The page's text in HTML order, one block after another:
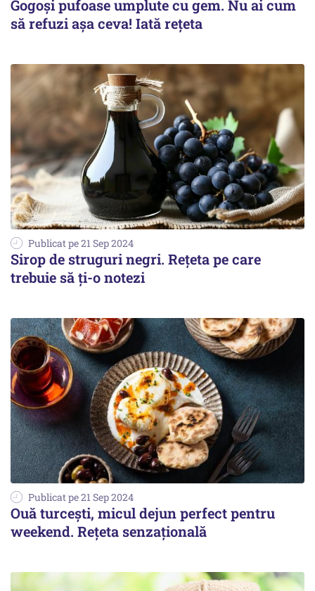
Gogoși pufoase umplute cu gem. Nu ai cum
să refuzi așa ceva! Iată rețeta
Publicat pe 21 Sep 2024
Sirop de struguri negri. Rețeta pe care
trebuie să ți-o notezi
Publicat pe 21 Sep 2024
Ouă turcești, micul dejun perfect pentru
weekend. Rețeta senzațională